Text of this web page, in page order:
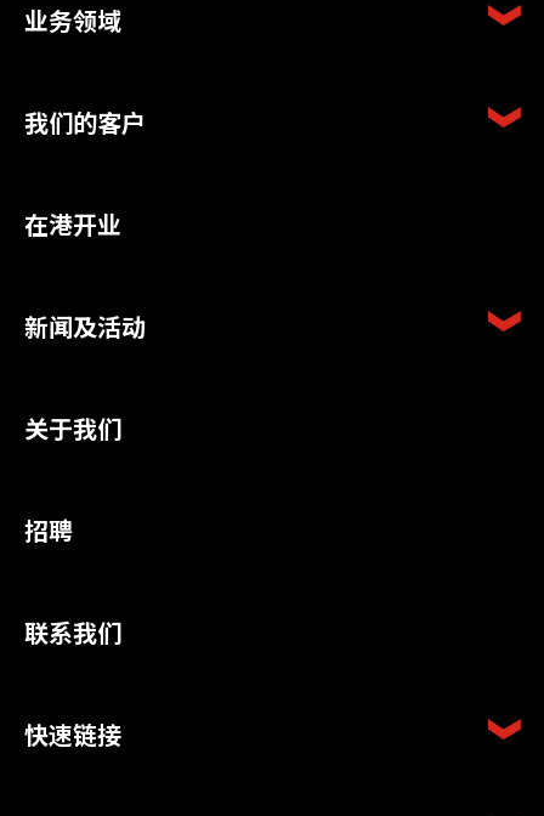
业务领域
我们的客户
在港开业
新闻及活动
关于我们
招聘
联系我们
快速链接